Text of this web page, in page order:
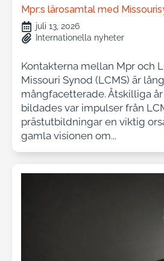
Mpr:s lärosamtal med
juli 13, 2026
Internationella nyheter
Kontakterna mellan Mpr och
Missouri Synod (LCMS) är
mångfacetterade. Åtskilliga
bildades var impulser från
prästutbildningar en viktig
gamla visionen om...